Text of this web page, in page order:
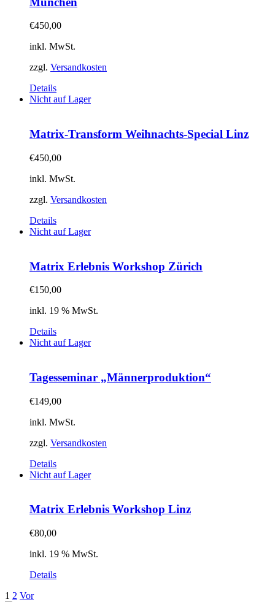
€450,00
inkl. MwSt.
zzgl. Versandkosten
Details
Nicht auf Lager
Matrix-Transform Weihnachts-Special Linz
€450,00
inkl. MwSt.
zzgl. Versandkosten
Details
Nicht auf Lager
Matrix Erlebnis Workshop Zürich
€150,00
inkl. 19 % MwSt.
Details
Nicht auf Lager
Tagesseminar „Männerproduktion“
€149,00
inkl. MwSt.
zzgl. Versandkosten
Details
Nicht auf Lager
Matrix Erlebnis Workshop Linz
€80,00
inkl. 19 % MwSt.
Details
1 2 Vor